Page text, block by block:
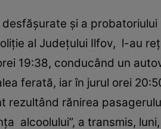
şi a
al Judeţului Ilfov, l-au
19:38, conducând un
ferată, iar în jurul orei
rezultând rănirea
alcoolului”, a transmis,